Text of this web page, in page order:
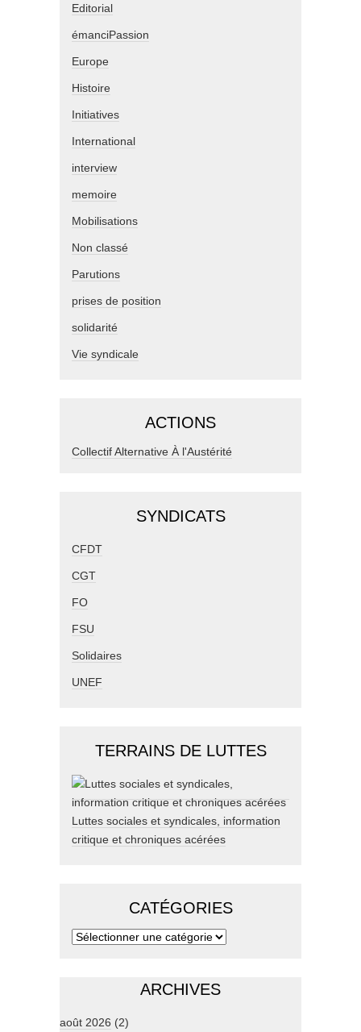
Editorial
émanciPassion
Europe
Histoire
Initiatives
International
interview
memoire
Mobilisations
Non classé
Parutions
prises de position
solidarité
Vie syndicale
ACTIONS
Collectif Alternative À l'Austérité
SYNDICATS
CFDT
CGT
FO
FSU
Solidaires
UNEF
TERRAINS DE LUTTES
Luttes sociales et syndicales, information
critique et chroniques acérées
CATÉGORIES
ARCHIVES
août 2026 (2)